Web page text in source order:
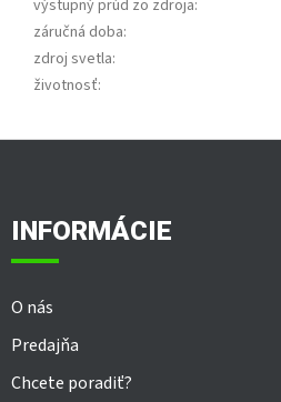
výstupný prúd zo zdroja:
záručná doba:
zdroj svetla:
životnosť:
INFORMÁCIE
O nás
Predajňa
Chcete poradiť?